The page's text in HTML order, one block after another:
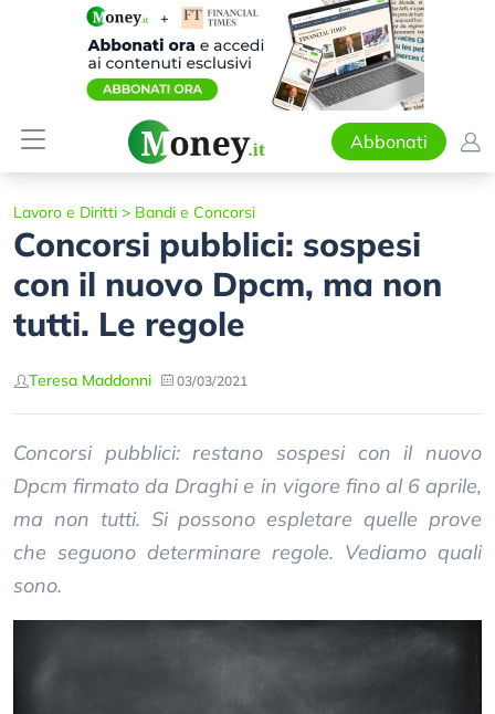
Abbonati
Lavoro e Diritti > Bandi e Concorsi
Concorsi pubblici: sospesi
con il nuovo Dpcm, ma non
tutti. Le regole
Teresa Maddonni 03/03/2021
Concorsi pubblici: restano sospesi con il nuovo
Dpcm firmato da Draghi e in vigore fino al 6 aprile,
ma non tutti. Si possono espletare quelle prove
che seguono determinare regole. Vediamo quali
sono.